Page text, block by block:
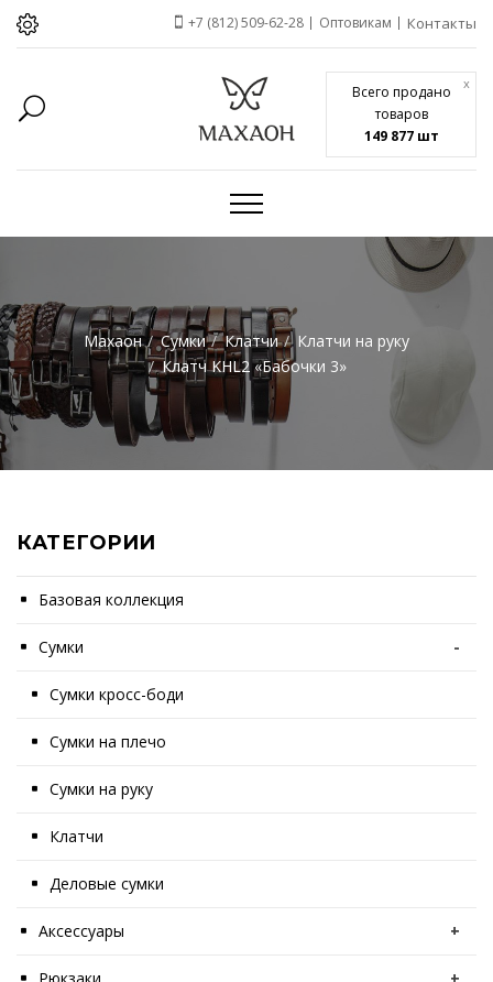
Всего продано
товаров
149 877 шт
x
+7 (812) 509-62-28 Оптовикам Контакты
Махаон Сумки Клатчи
Клатчи на руку
Клатч KHL2 «Бабочки 3»
КАТЕГОРИИ
Базовая коллекция
Сумки -
Сумки кросс-боди
Сумки на плечо
Сумки на руку
Клатчи
Деловые сумки
Аксессуары +